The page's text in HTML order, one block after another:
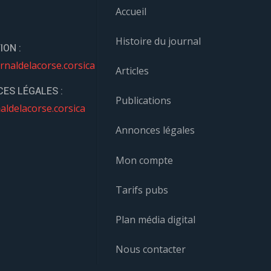
:
LÉGALES :
Accueil
Histoire du journal
Articles
Publications
Annonces légales
Mon compte
Tarifs pubs
Plan média digital
Nous contacter